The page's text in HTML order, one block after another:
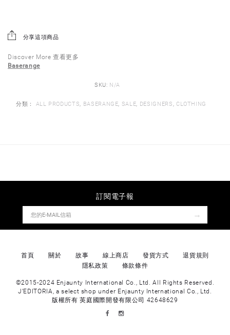
分享這項商品
Discover More 查看更多
Baserange
SKU: N/A
分類： ALL PRODUCTS BASERANGE SALE DESIGNERS CLOTHING
訂閱電子報
→
首頁 關於 故事 線上商店 發貨方式
退貨規則
隱私政策
條款條件
©2015-2024 Enjaunty International Co., Ltd. All Rights Reserved.
J’EDITORIA, a select shop under Enjaunty International Co., Ltd.
版權所有 英庭國際開發有限公司 42648629